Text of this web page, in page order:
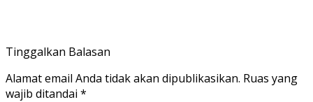
Tinggalkan Balasan
Alamat email Anda tidak akan dipublikasikan. Ruas yang
wajib ditandai *